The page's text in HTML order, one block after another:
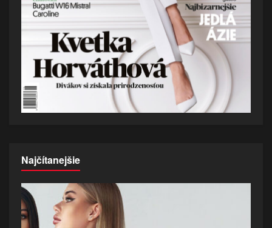
Najčítanejšie